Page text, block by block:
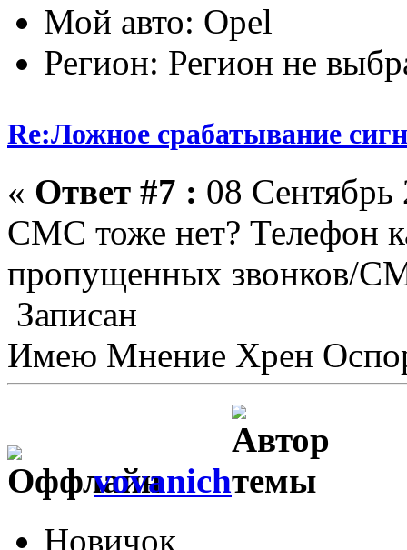
Мой авто: Opel
Регион: Регион не
Re:Ложное срабатывание
« Ответ #7 : 08
СМС тоже нет? Телефон
пропущенных звонков/
Записан
Имею Мнение Хрен
vovanich
Новичок